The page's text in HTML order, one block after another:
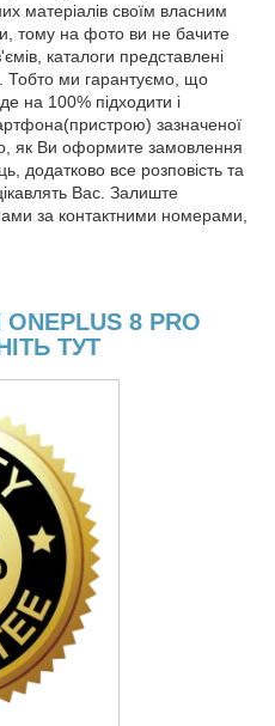
матеріалів своїм власним
тому на фото ви не бачите
каталоги представлені
ми гарантуємо, що
на 100% підходити і
зазначеної
як Ви оформите замовлення
додатково все розповість та
Вас. Залиште
за контактними номерами,
8 PRO
ТУТ